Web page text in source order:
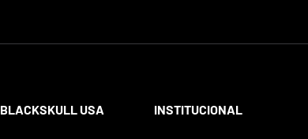
BLACKSKULL USA INSTITUCIONAL